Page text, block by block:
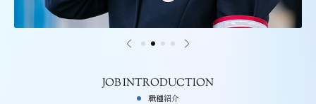
JOB INTRODUCTION
職種紹介